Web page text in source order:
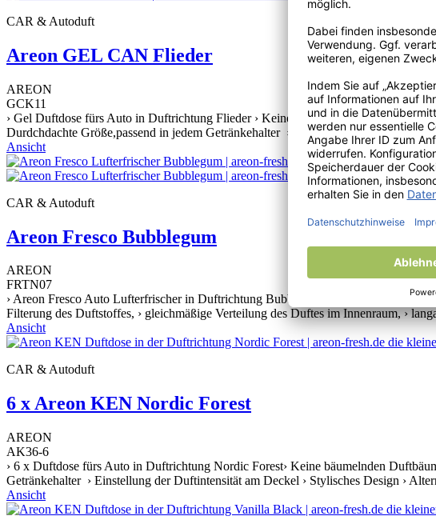
CAR & Autoduft
Areon GEL CAN Flieder
AREON
GCK11
› Gel Duftdose fürs Auto in Duftrichtung Flieder › Keine bäumelnden Duftbäumen
Durdchdachte Größe,passend in jedem Getränkehalter › Bis zu sechs Wochen
Ansicht
CAR & Autoduft
Areon Fresco Bubblegum
AREON
FRTN07
› Areon Fresco Auto Lufterfrischer in Duftrichtung Bubblegum, › Perfekt auch für
Filterung des Duftstoffes, › gleichmäßige Verteilung des Duftes im Innenraum, ›
Ansicht
CAR & Autoduft
6 x Areon KEN Nordic Forest
AREON
AK36-6
› 6 x Duftdose fürs Auto in Duftrichtung Nordic Forest› Keine bäumelnden
Getränkehalter › Einstellung der Duftintensität am Deckel › Stylisches Design ›
Ansicht